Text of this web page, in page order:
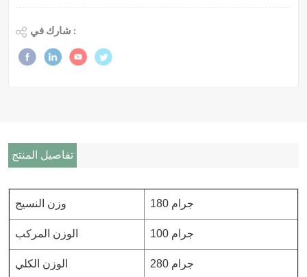
شارك في :
تفاصيل المنتج
وزن النسيج 180 جرام
الوزن المركب 100 جرام
الوزن الكلي 280 جرام